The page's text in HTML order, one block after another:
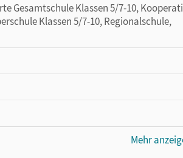
Gesamtschule Klassen 5/7-10,
Klassen 5/7-10, Regionalschule,
Mehr